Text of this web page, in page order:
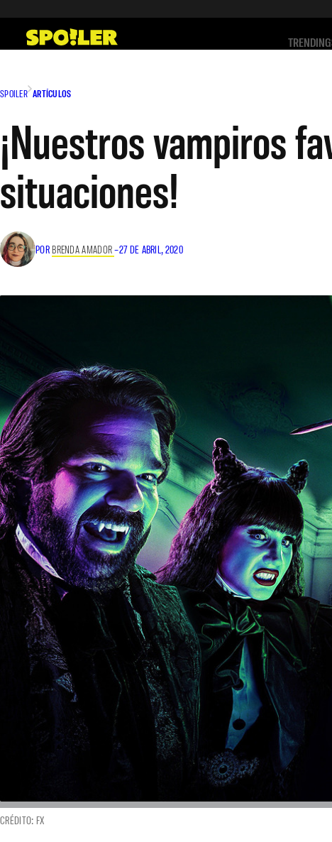
contenido
SPOILER ARTÍCULOS
¡Nuestros vampiros
situaciones!
POR BRENDA AMADOR–27 DE ABRIL, 2020
CRÉDITO: FX